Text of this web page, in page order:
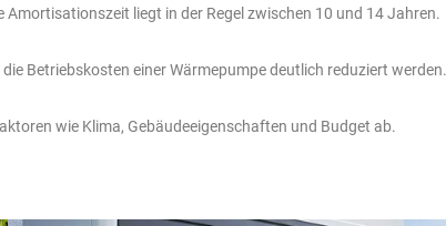
liegt in der Regel zwischen 10 und 14 Jahren.
Betriebskosten einer Wärmepumpe deutlich reduziert werden.
wie Klima, Gebäudeeigenschaften und Budget ab.